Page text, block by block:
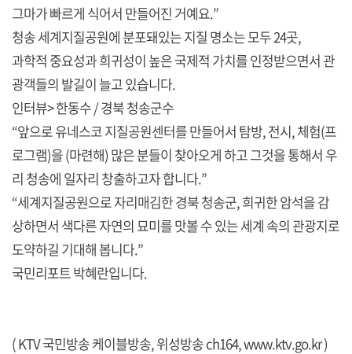
그마가 빠르게 식어서 만들어진 거예요.”
청송 세계지질공원에 분포돼있는 지질 명소는 모두 24곳,
과학적 중요성과 희귀성이 높은 국제적 가치를 인정받으면서 관
광객들의 발길이 늘고 있습니다.
인터뷰> 한동수 / 경북 청송군수
“앞으로 유네스코 지질공원센터를 만들어서 탐방, 전시, 체험(프
로그램)을 (마련해) 많은 분들이 찾아오게 하고 그것을 통해서 우
리 청송에 일자리 창출하고자 합니다.”
“세계지질공원으로 자리매김한 경북 청송군, 희귀한 암석을 감
상하면서 색다른 자연의 묘미를 맛볼 수 있는 세계 속의 관광지로
도약하길 기대해 봅니다.”
국민리포트 박혜란입니다.
( KTV 국민방송 케이블방송, 위성방송 ch164,www.ktv.go.kr)